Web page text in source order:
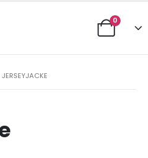
0
JERSEYJACKE